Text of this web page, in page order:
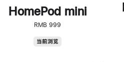
HomePod mini
RMB 999
当前浏览